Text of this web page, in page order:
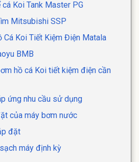
Koi Tank Master PG
Mitsubishi SSP
Cá Koi Tiết Kiệm Điện Matala
BMB
hồ cá Koi tiết kiệm điện cần
ứng nhu cầu sử dụng
của máy bơm nước
đặt
máy định kỳ